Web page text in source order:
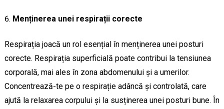
Menținerea unei respirații corecte
Respirația joacă un rol esențial în menținerea unei posturi
corecte. Respirația superficială poate contribui la tensiunea
corporală, mai ales în zona abdomenului și a umerilor.
Concentrează-te pe o respirație adâncă și controlată, care
ajută la relaxarea corpului și la susținerea unei posturi bune. În